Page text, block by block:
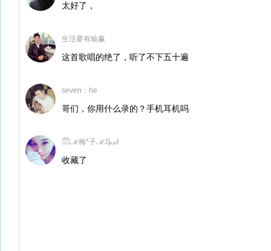
太好了，
生活要有输赢
这首歌唱的绝了，听了不下五十遍
seven：he
哥们，你用什么录的？手机耳机吗
✾͡ೄℳ梅*子ℳ₯㎕
收藏了